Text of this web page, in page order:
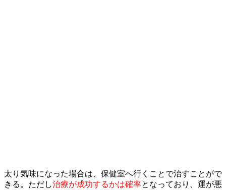
太り気味になった場合は、保健室へ行くことで治すことがで
きる。ただし治療が成功するかは確率となっており、運が悪